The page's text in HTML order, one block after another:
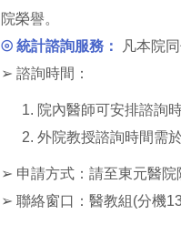
院榮譽。
⦾ 統計諮詢服務：
凡本院
➢ 諮詢時間：
院內醫師可安排諮詢
外院教授諮詢時間需
➢ 申請方式：請至東元醫院
➢ 聯絡窗口：醫教組(分機